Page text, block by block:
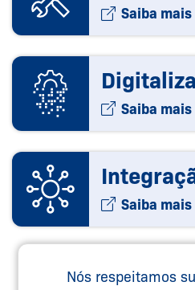
Saiba mais
Saiba mais
Saiba mais
Nós respeitamos